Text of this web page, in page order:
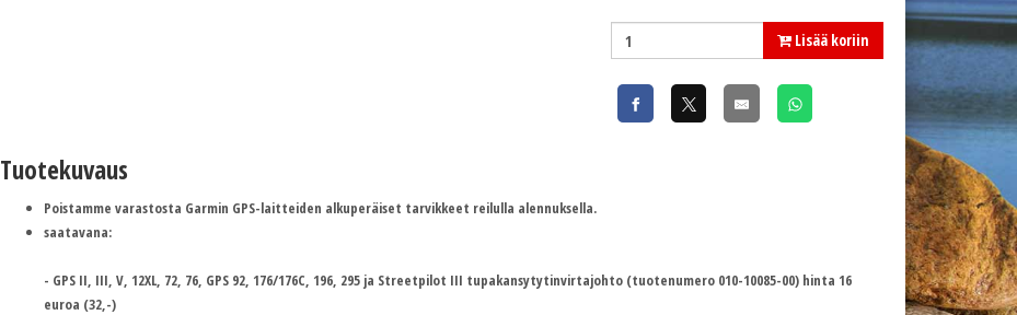
Lisää koriin
Tuotekuvaus
Poistamme varastosta Garmin GPS-laitteiden alkuperäiset tarvikkeet reilulla alennuksella.
saatavana:
- GPS II, III, V, 12XL, 72, 76, GPS 92, 176/176C, 196, 295 ja Streetpilot III tupakansytytinvirtajohto (tuotenumero 010-10085-00) hinta 16
euroa (32,-)